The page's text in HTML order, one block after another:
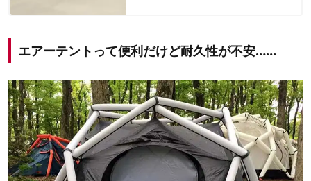
エアーテントって便利だけど耐久性が不安……